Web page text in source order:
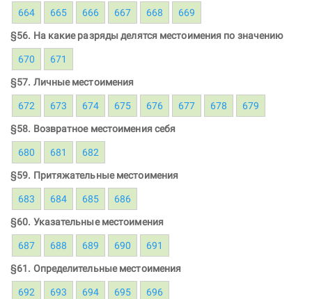
664 665 666 667 668 669
§56. На какие разряды делятся местоимения по значению
670 671
§57. Личные местоимения
672 673 674 675 676 677 678 679
§58. Возвратное местоимения себя
680 681 682
§59. Притяжательные местоимения
683 684 685 686
§60. Указательные местоимения
687 688 689 690 691
§61. Определительные местоимения
692 693 694 695 696